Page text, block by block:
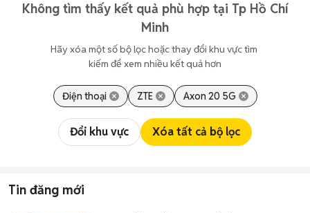
Không tìm thấy kết quả phù hợp tại Tp Hồ Chí
Minh
Hãy xóa một số bộ lọc hoặc thay đổi khu vực tìm
kiếm để xem nhiều kết quả hơn
Điện thoại ZTE Axon 20 5G
Đổi khu vực Xóa tất cả bộ lọc
Tin đăng mới